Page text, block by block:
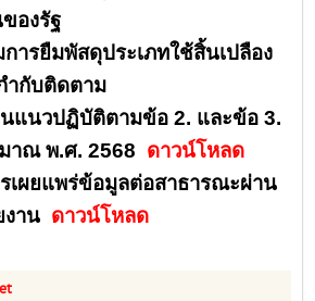
องรัฐ
ารยืมพัสดุประเภทใช้สิ้นเปลือง
ำกับติดตาม
นแนวปฏิบัติตามข้อ 2. และข้อ 3.
าณ พ.ศ. 2568 ดาวน์โหลด
เผยแพร่ข้อมูลต่อสาธารณะผ่าน
งาน ดาวน์โหลด